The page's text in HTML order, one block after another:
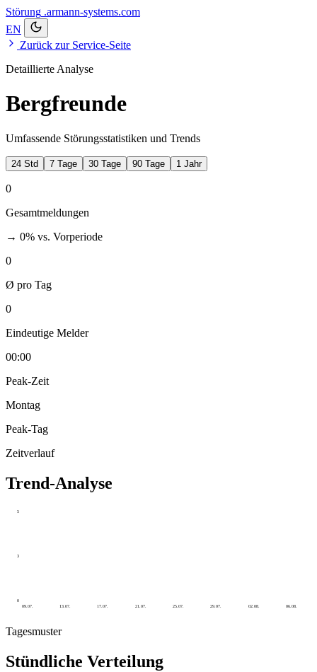
Störung .armann-systems.com
EN
Zurück zur Service-Seite
Detaillierte Analyse
Bergfreunde
Umfassende Störungsstatistiken und Trends
24 Std 7 Tage 30 Tage 90 Tage 1 Jahr
0
Gesamtmeldungen
→ 0% vs. Vorperiode
0
Ø pro Tag
0
Eindeutige Melder
00:00
Peak-Zeit
Montag
Peak-Tag
Zeitverlauf
Trend-Analyse
0
3
5
09.07. 13.07. 17.07. 21.07. 25.07. 29.07. 02.08. 06.08.
Tagesmuster
Stündliche Verteilung